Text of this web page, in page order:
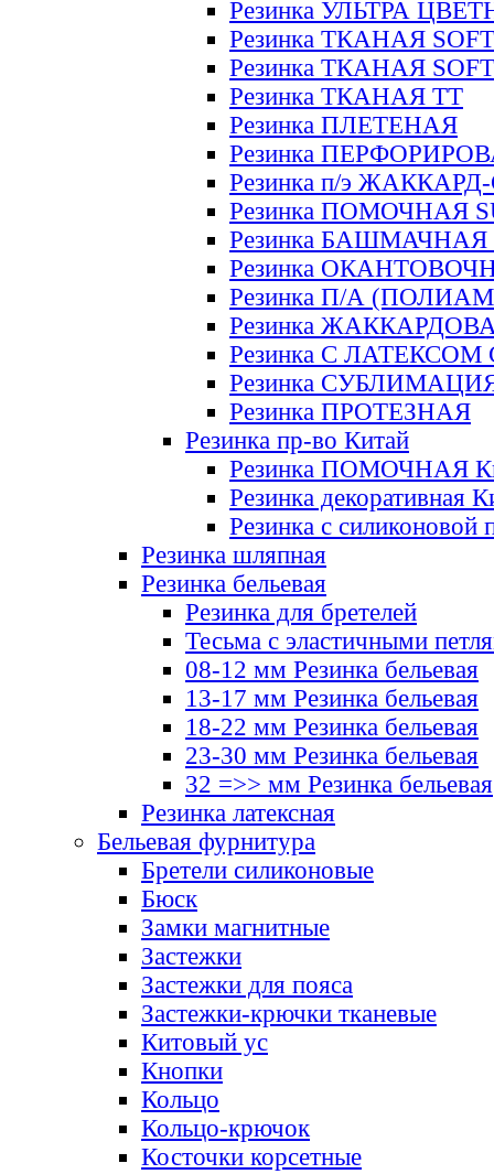
Резинка УЛЬТРА
Резинка ТКАНАЯ SOFT
Резинка ТКАНАЯ
Резинка ТКАНАЯ ТТ
Резинка ПЛЕТЕНАЯ
Резинка
Резинка п/э
Резинка ПОМОЧНАЯ
Резинка БАШМАЧНАЯ
Резинка
Резинка П/А
Резинка
Резинка С ЛАТЕКСОМ
Резинка
Резинка ПРОТЕЗНАЯ
Резинка пр-во Китай
Резинка ПОМОЧНАЯ
Резинка декоративная
Резинка с силиконовой
Резинка шляпная
Резинка бельевая
Резинка для бретелей
Тесьма с эластичными
08-12 мм Резинка бельевая
13-17 мм Резинка бельевая
18-22 мм Резинка бельевая
23-30 мм Резинка бельевая
32 =>> мм Резинка бельевая
Резинка латексная
Бельевая фурнитура
Бретели силиконовые
Бюск
Замки магнитные
Застежки
Застежки для пояса
Застежки-крючки тканевые
Китовый ус
Кнопки
Кольцо
Кольцо-крючок
Косточки корсетные